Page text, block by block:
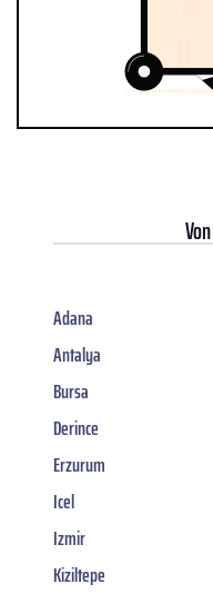
Von
Adana
Antalya
Bursa
Derince
Erzurum
Icel
Izmir
Kiziltepe